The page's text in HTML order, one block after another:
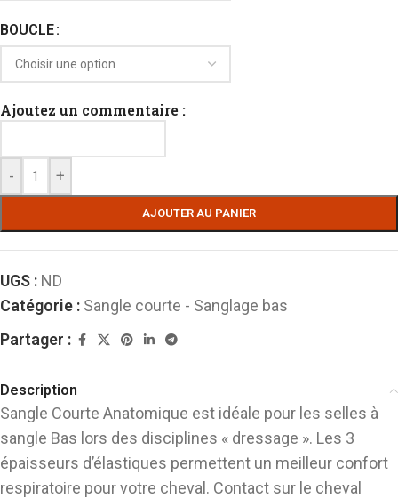
BOUCLE
Ajoutez un commentaire :
- +
AJOUTER AU PANIER
UGS : ND
Catégorie : Sangle courte - Sanglage bas
Partager :
Description
Sangle Courte Anatomique est idéale pour les selles à
sangle Bas lors des disciplines « dressage ». Les 3
épaisseurs d’élastiques permettent un meilleur confort
respiratoire pour votre cheval. Contact sur le cheval